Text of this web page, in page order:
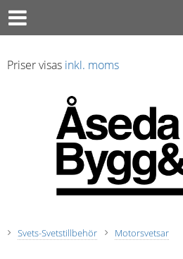
Priser visas inkl. moms
Svets-Svetstillbehör Motorsvetsar